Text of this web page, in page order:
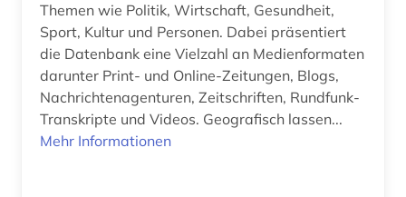
china (12)
cloud computing (1)
coaching (1)
codierung (1)
Themen wie Politik, Wirtschaft, Gesundheit,
Sport, Kultur und Personen. Dabei präsentiert
die Datenbank eine Vielzahl an Medienformaten
darunter Print- und Online-Zeitungen, Blogs,
Nachrichtenagenturen, Zeitschriften, Rundfunk-
Transkripte und Videos. Geografisch lassen...
Mehr Informationen